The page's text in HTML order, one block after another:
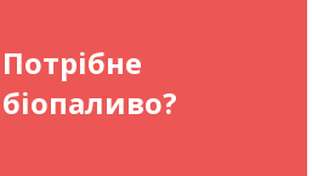
Потрібне
біопаливо?